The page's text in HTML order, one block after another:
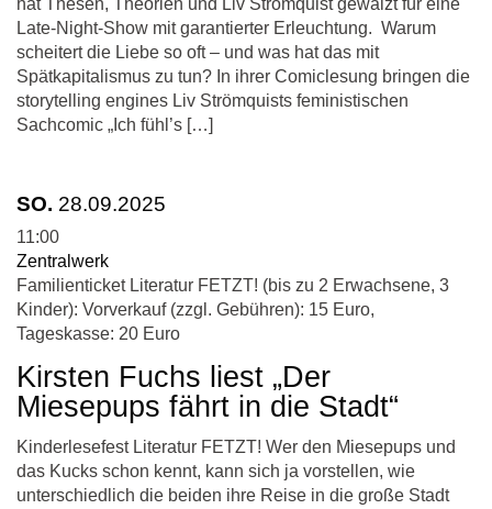
Late-Night-Show mit garantierter Erleuchtung. Warum
scheitert die Liebe so oft – und was hat das mit
Spätkapitalismus zu tun? In ihrer Comiclesung bringen die
storytelling engines Liv Strömquists feministischen
Sachcomic „Ich fühl’s […]
SO. 28.09.2025
11:00
Zentralwerk
Familienticket Literatur FETZT! (bis zu 2 Erwachsene, 3
Kinder): Vorverkauf (zzgl. Gebühren): 15 Euro,
Tageskasse: 20 Euro
Kirsten Fuchs liest „Der
Miesepups fährt in die Stadt“
Kinderlesefest Literatur FETZT! Wer den Miesepups und
das Kucks schon kennt, kann sich ja vorstellen, wie
unterschiedlich die beiden ihre Reise in die große Stadt